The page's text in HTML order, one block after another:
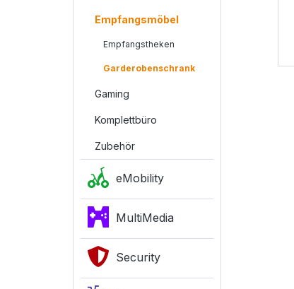
Empfangsmöbel
Empfangstheken
Garderobenschrank
Gaming
Komplettbüro
Zubehör
eMobility
MultiMedia
Security